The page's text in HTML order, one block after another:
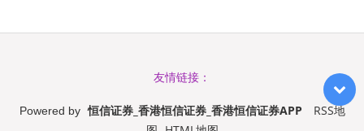
友情链接：
Powered by 恒信证券_香港恒信证券_香港恒信证券APP
RSS地